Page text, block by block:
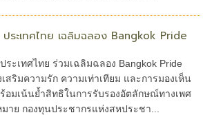
ประเทศไทย เฉลิมฉลอง Bangkok Pride
ประเทศไทย ร่วมเฉลิมฉลอง Bangkok Pride
เสริมความรัก ความเท่าเทียม และการมองเห็น
อมเน้นย้ำสิทธิในการรับรองอัตลักษณ์ทางเพศ
าย กองทุนประชากรแห่งสหประชา...